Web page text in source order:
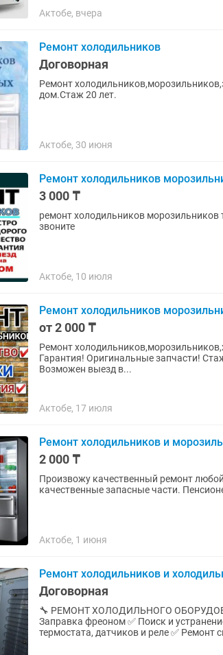
Актобе, вчера
Ремонт холодильников
Договорная
Ремонт
дом.Стаж 20 лет.
Актобе, 30 июня
Ремонт холодильников
3 000 ₸
ремонт холодильников морозильников
звоните
Актобе, 10 июля
Ремонт холодильников
от 2 000 ₸
Ремонт
Гарантия! Оригинальные запчасти! Стаж 20 лет! Бесплатная консультация по телефону!
Возможен выезд в...
Актобе, 17 июля
Ремонт холодильников и
2 000 ₸
Произвожу качественный ремонт
качественные запасные части.
Актобе, 1 июня
Ремонт холодильников и
Договорная
🔧 РЕМОНТ ХОЛОДИЛЬНОГО
Заправка фреоном ✅ Поиск и
термостата, датчиков и реле ✅ Ремонт